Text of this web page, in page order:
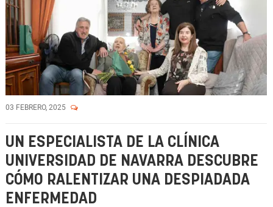
03 FEBRERO, 2025
UN ESPECIALISTA DE LA CLÍNICA
UNIVERSIDAD DE NAVARRA DESCUBRE
CÓMO RALENTIZAR UNA DESPIADADA
ENFERMEDAD